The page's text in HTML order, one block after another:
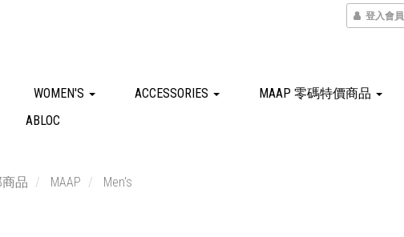
登入會員
WOMEN'S ACCESSORIES MAAP 零碼特價商品
ABLOC
品 MAAP Men's